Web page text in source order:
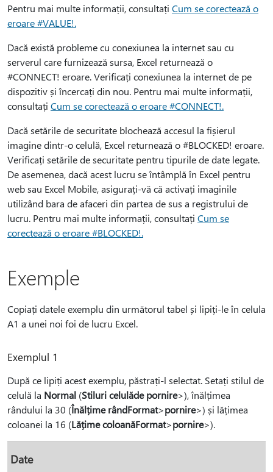
Pentru mai multe informații, consultați Cum se corectează o
eroare #VALUE!.
Dacă există probleme cu conexiunea la internet sau cu
serverul care furnizează sursa, Excel returnează o
#CONNECT! eroare. Verificați conexiunea la internet de pe
dispozitiv și încercați din nou. Pentru mai multe informații,
consultați Cum se corectează o eroare #CONNECT!.
Dacă setările de securitate blochează accesul la fișierul
imagine dintr-o celulă, Excel returnează o #BLOCKED! eroare.
Verificați setările de securitate pentru tipurile de date legate.
De asemenea, dacă acest lucru se întâmplă în Excel pentru
web sau Excel Mobile, asigurați-vă că activați imaginile
utilizând bara de afaceri din partea de sus a registrului de
lucru. Pentru mai multe informații, consultați Cum se
corectează o eroare #BLOCKED!.
Exemple
Copiați datele exemplu din următorul tabel și lipiți-le în celula
A1 a unei noi foi de lucru Excel.
Exemplul 1
După ce lipiți acest exemplu, păstrați-l selectat. Setați stilul de
celulă la Normal (Stiluri celulăde pornire>), înălțimea
rândului la 30 (Înălțime rândFormat>pornire>) și lățimea
coloanei la 16 (Lățime coloanăFormat>pornire>).
Date